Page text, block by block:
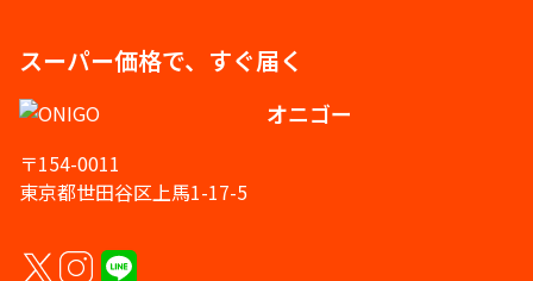
スーパー価格で、すぐ届く
オニゴー
〒154-0011
東京都世田谷区上馬1-17-5